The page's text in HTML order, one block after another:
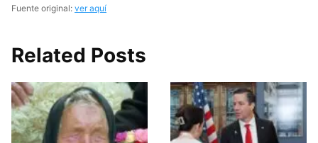
Fuente original: ver aquí
Related Posts